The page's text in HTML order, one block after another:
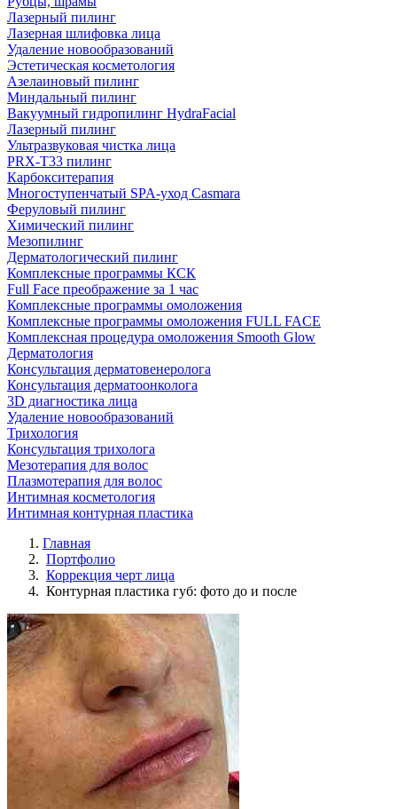
Лазерный пилинг
Лазерная шлифовка лица
Удаление новообразований
Эстетическая косметология
Азелаиновый пилинг
Миндальный пилинг
Вакуумный гидропилинг HydraFacial
Лазерный пилинг
Ультразвуковая чистка лица
PRX-T33 пилинг
Карбокситерапия
Многоступенчатый SPA-уход Сasmara
Феруловый пилинг
Химический пилинг
Мезопилинг
Дерматологический пилинг
Комплексные программы КСК
Full Face преображение за 1 час
Комплексные программы омоложения
Комплексные программы омоложения FULL FACE
Комплексная процедура омоложения Smooth Glow
Дерматология
Консультация дерматовенеролога
Консультация дерматоонколога
3D диагностика лица
Удаление новообразований
Трихология
Консультация трихолога
Мезотерапия для волос
Плазмотерапия для волос
Интимная косметология
Интимная контурная пластика
Главная
Портфолио
Коррекция черт лица
Контурная пластика губ: фото до и после